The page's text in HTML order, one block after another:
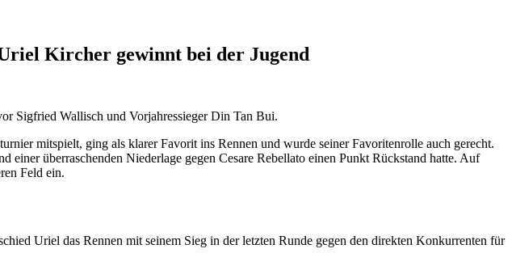
Kircher gewinnt bei der Jugend
Sigfried Wallisch und Vorjahressieger Din Tan Bui.
mitspielt, ging als klarer Favorit ins Rennen und wurde seiner Favoritenrolle auch gerecht.
überraschenden Niederlage gegen Cesare Rebellato einen Punkt Rückstand hatte. Auf
Feld ein.
Uriel das Rennen mit seinem Sieg in der letzten Runde gegen den direkten Konkurrenten für